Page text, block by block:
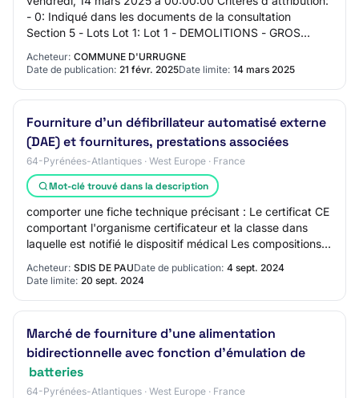
- 0: Indiqué dans les documents de la consultation
Section 5 - Lots Lot 1: Lot 1 - DEMOLITIONS - GROS
Acheteur: COMMUNE D'URRUGNE
Date de publication: 21 févr. 2025Date limite: 14 mars 2025
Fourniture d’un défibrillateur automatisé externe
(DAE) et fournitures, prestations associées
64-Pyrénées-Atlantiques · West Europe · France
Mot-clé trouvé dans la description
comporter une fiche technique précisant : Le certificat CE
comportant l'organisme certificateur et la classe dans
laquelle est notifié le dispositif médical Les compositions
Acheteur: SDIS DE PAUDate de publication: 4 sept. 2024
Date limite: 20 sept. 2024
Marché de fourniture d'une alimentation
bidirectionnelle avec fonction d'émulation de
batteries
64-Pyrénées-Atlantiques · West Europe · France